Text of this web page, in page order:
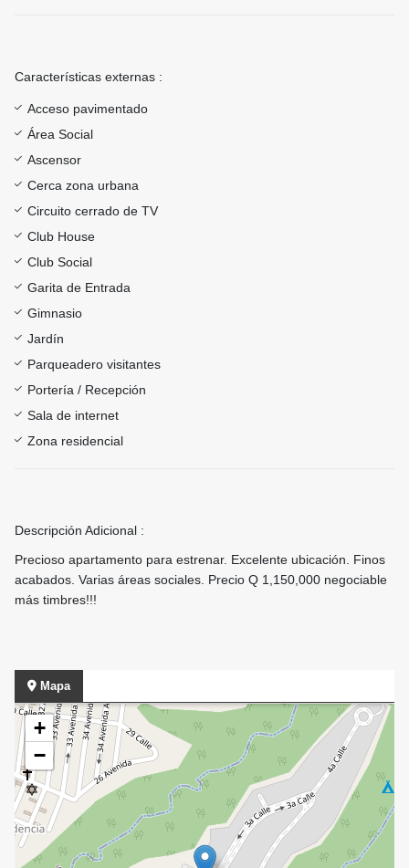
Características externas :
Acceso pavimentado
Área Social
Ascensor
Cerca zona urbana
Circuito cerrado de TV
Club House
Club Social
Garita de Entrada
Gimnasio
Jardín
Parqueadero visitantes
Portería / Recepción
Sala de internet
Zona residencial
Descripción Adicional :
Precioso apartamento para estrenar. Excelente ubicación. Finos
acabados. Varias áreas sociales. Precio Q 1,150,000 negociable
más timbres!!!
Mapa
+
−